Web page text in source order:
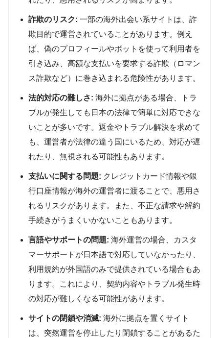
詐欺のリスク: 一部の海外出会い系サイトは、詐
欺目的で運営されていることがあります。例え
ば、偽のプロフィールやボットを使って利用者を
引き込み、高額な支払いを要求する詐欺（ロマン
ス詐欺など）に巻き込まれる危険性があります。
法的対応の難しさ: 海外に拠点がある場合、トラ
ブルが発生しても日本の法律で簡単に対応できな
いことが多いです。返金やトラブル解決を求めて
も、運営者が法律の違う国にいるため、対応が遅
れたり、無視される可能性もあります。
支払いに関する問題: クレジットカード情報や銀
行口座情報が海外の運営者に渡ることで、悪用さ
れるリスクがあります。また、不正な請求や解約
手続きがうまくいかないこともあります。
言語やサポートの問題: 海外運営の場合、カスタ
マーサポートが日本語で対応していなかったり、
利用規約が外国語のみで提供されている場合もあ
ります。これにより、契約内容やトラブル発生時
の対応が難しくなる可能性があります。
サイトの閉鎖や消滅: 海外に拠点を置くサイト
は、突然運営を停止したり閉鎖することがあるた